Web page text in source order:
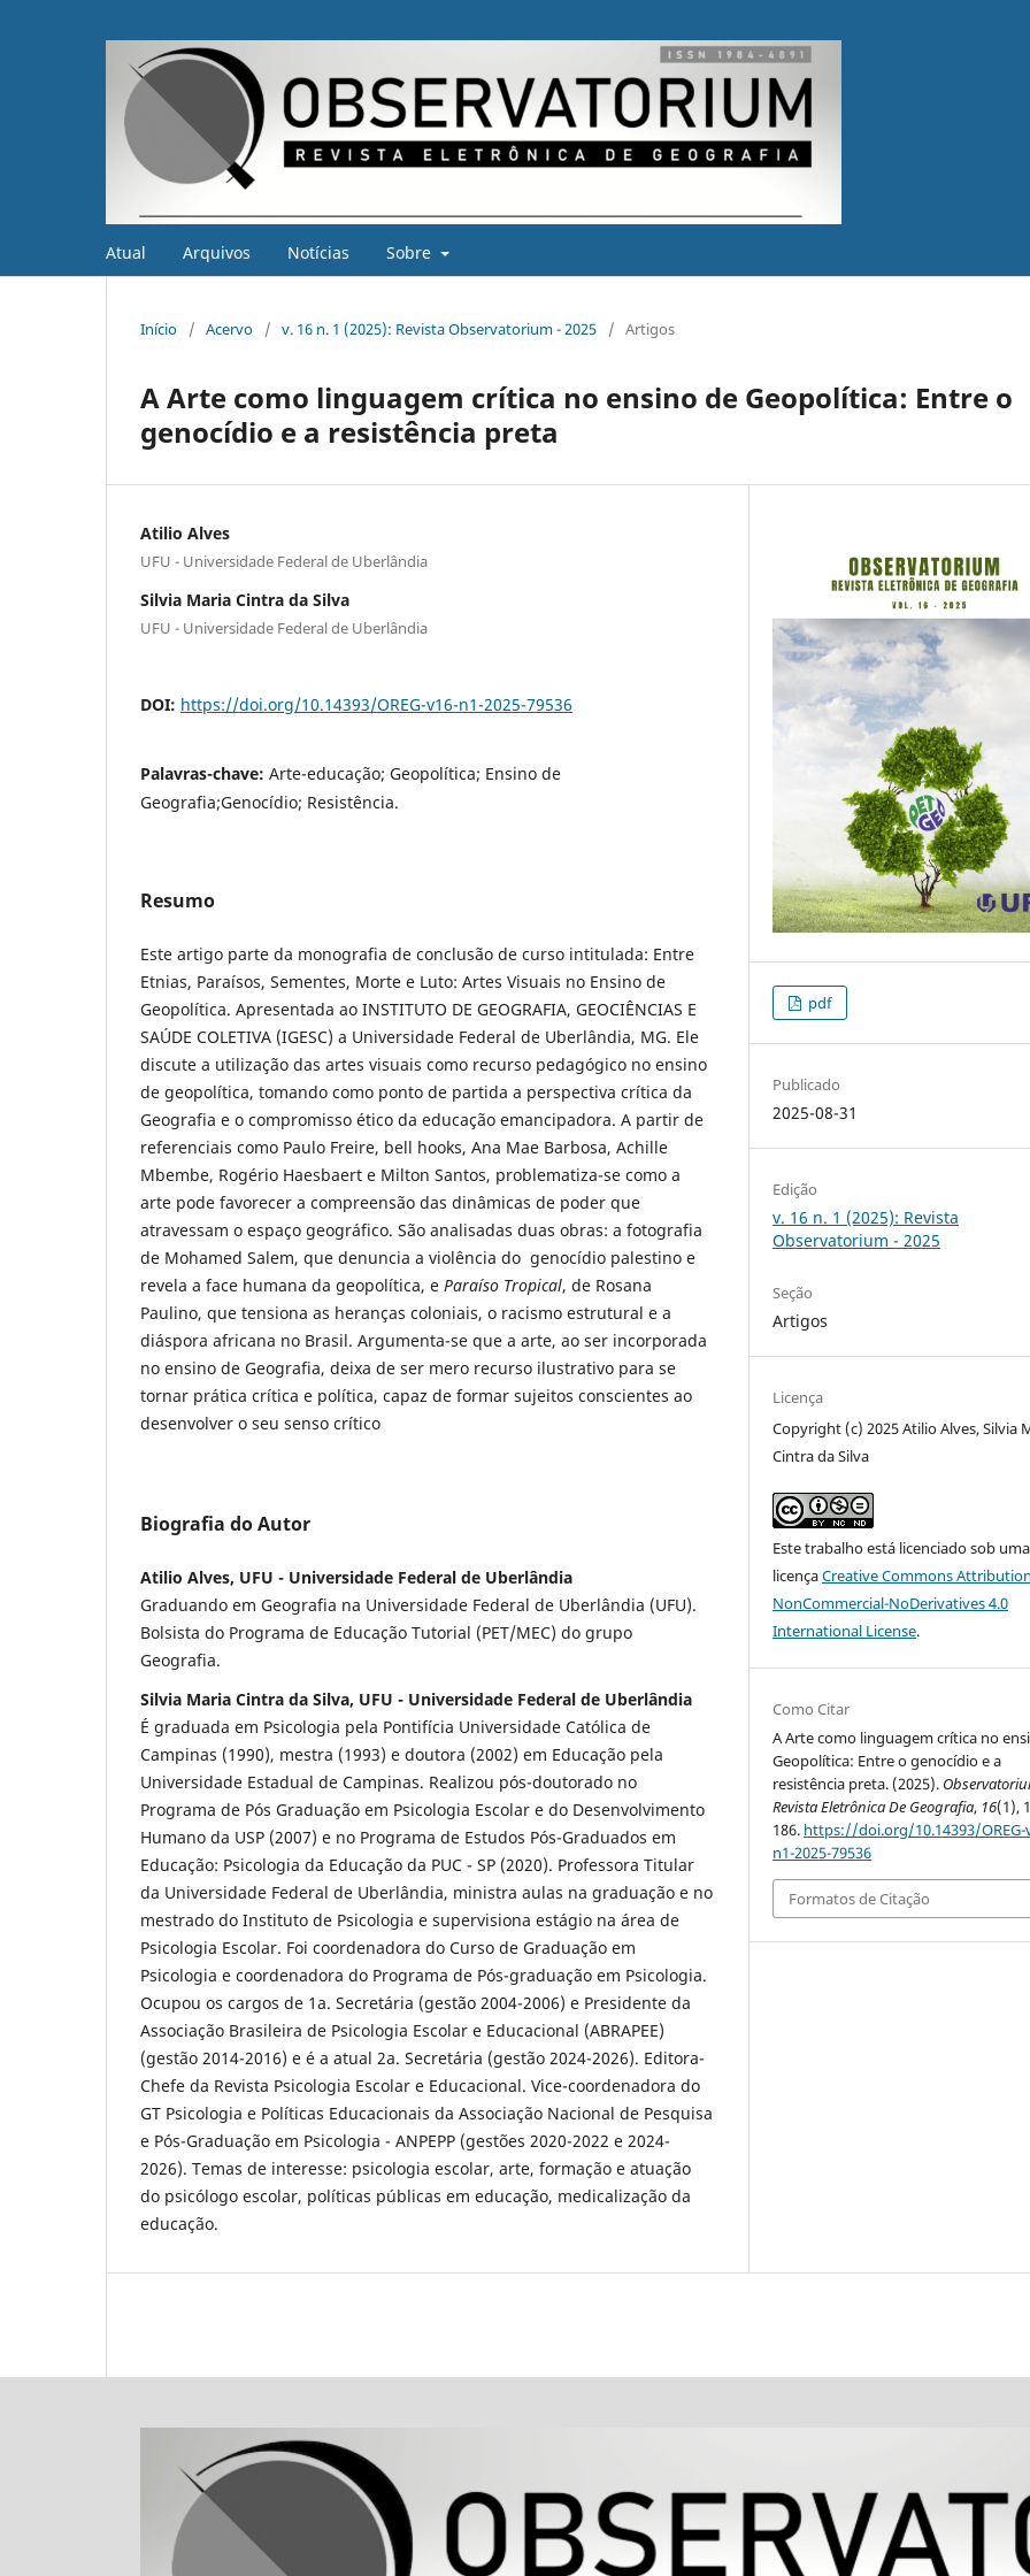
Atual Arquivos Notícias Sobre
Início / Acervo / v. 16 n. 1 (2025): Revista Observatorium - 2025 / Artigos
A Arte como linguagem crítica no ensino de Geopolítica: Entre o
genocídio e a resistência preta
Atilio Alves
UFU - Universidade Federal de Uberlândia
Silvia Maria Cintra da Silva
UFU - Universidade Federal de Uberlândia
DOI: https://doi.org/10.14393/OREG-v16-n1-2025-79536
Palavras-chave: Arte-educação; Geopolítica; Ensino de
Geografia;Genocídio; Resistência.
Resumo
Este artigo parte da monografia de conclusão de curso intitulada: Entre
Etnias, Paraísos, Sementes, Morte e Luto: Artes Visuais no Ensino de
Geopolítica. Apresentada ao INSTITUTO DE GEOGRAFIA, GEOCIÊNCIAS E
SAÚDE COLETIVA (IGESC) a Universidade Federal de Uberlândia, MG. Ele
discute a utilização das artes visuais como recurso pedagógico no ensino
de geopolítica, tomando como ponto de partida a perspectiva crítica da
Geografia e o compromisso ético da educação emancipadora. A partir de
referenciais como Paulo Freire, bell hooks, Ana Mae Barbosa, Achille
Mbembe, Rogério Haesbaert e Milton Santos, problematiza-se como a
arte pode favorecer a compreensão das dinâmicas de poder que
atravessam o espaço geográfico. São analisadas duas obras: a fotografia
de Mohamed Salem, que denuncia a violência do genocídio palestino e
revela a face humana da geopolítica, e Paraíso Tropical, de Rosana
Paulino, que tensiona as heranças coloniais, o racismo estrutural e a
diáspora africana no Brasil. Argumenta-se que a arte, ao ser incorporada
no ensino de Geografia, deixa de ser mero recurso ilustrativo para se
tornar prática crítica e política, capaz de formar sujeitos conscientes ao
desenvolver o seu senso crítico
Biografia do Autor
Atilio Alves, UFU - Universidade Federal de Uberlândia
Graduando em Geografia na Universidade Federal de Uberlândia (UFU).
Bolsista do Programa de Educação Tutorial (PET/MEC) do grupo
Geografia.
Silvia Maria Cintra da Silva, UFU - Universidade Federal de Uberlândia
É graduada em Psicologia pela Pontifícia Universidade Católica de
Campinas (1990), mestra (1993) e doutora (2002) em Educação pela
Universidade Estadual de Campinas. Realizou pós-doutorado no
Programa de Pós Graduação em Psicologia Escolar e do Desenvolvimento
Humano da USP (2007) e no Programa de Estudos Pós-Graduados em
Educação: Psicologia da Educação da PUC - SP (2020). Professora Titular
da Universidade Federal de Uberlândia, ministra aulas na graduação e no
mestrado do Instituto de Psicologia e supervisiona estágio na área de
Psicologia Escolar. Foi coordenadora do Curso de Graduação em
Psicologia e coordenadora do Programa de Pós-graduação em Psicologia.
Ocupou os cargos de 1a. Secretária (gestão 2004-2006) e Presidente da
Associação Brasileira de Psicologia Escolar e Educacional (ABRAPEE)
(gestão 2014-2016) e é a atual 2a. Secretária (gestão 2024-2026). Editora-
Chefe da Revista Psicologia Escolar e Educacional. Vice-coordenadora do
GT Psicologia e Políticas Educacionais da Associação Nacional de Pesquisa
e Pós-Graduação em Psicologia - ANPEPP (gestões 2020-2022 e 2024-
2026). Temas de interesse: psicologia escolar, arte, formação e atuação
do psicólogo escolar, políticas públicas em educação, medicalização da
educação.
pdf
Publicado
2025-08-31
Edição
v. 16 n. 1 (2025): Revista
Observatorium - 2025
Seção
Artigos
Licença
Copyright (c) 2025 Atilio Alves, Silvia
Cintra da Silva
Este trabalho está licenciado sob uma
licençaCreative Commons
NonCommercial-NoDerivatives 4.0
International License.
Como Citar
A Arte como linguagem crítica no
Geopolítica: Entre o genocídio e a
resistência preta. (2025).
Revista Eletrônica De Geografia, 16(1),
186. https://doi.org/10.14393/OREG-
n1-2025-79536
Formatos de Citação